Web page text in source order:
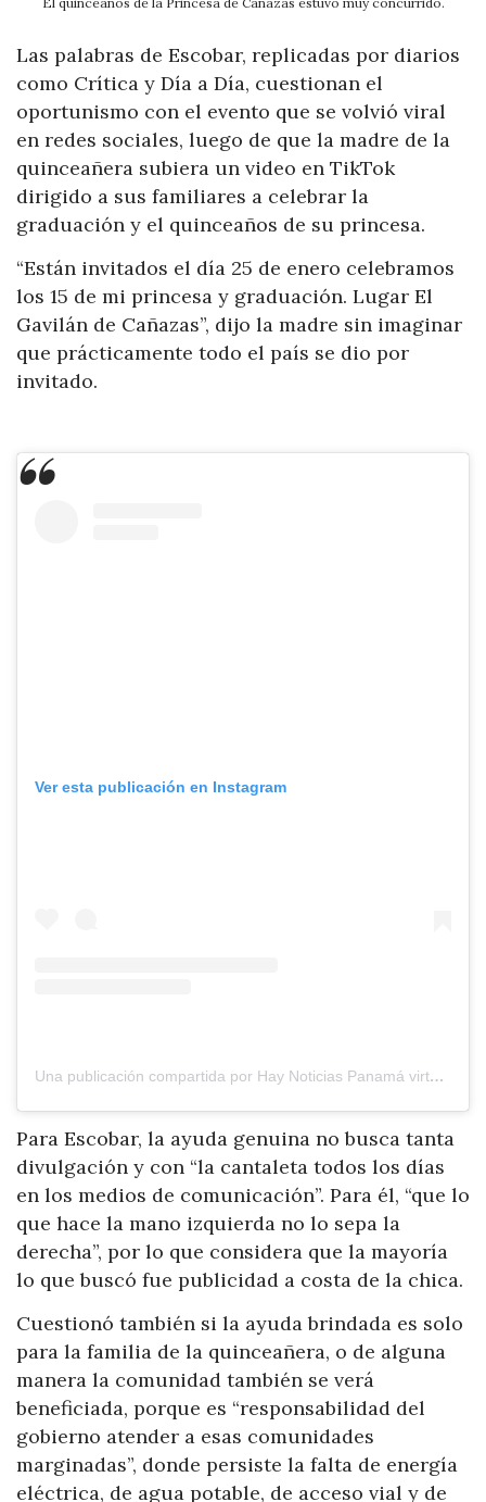
Las palabras de Escobar, replicadas por diarios
como Crítica y Día a Día, cuestionan el
oportunismo con el evento que se volvió viral
en redes sociales, luego de que la madre de la
quinceañera subiera un video en TikTok
dirigido a sus familiares a celebrar la
graduación y el quinceaños de su princesa.
“Están invitados el día 25 de enero celebramos
los 15 de mi princesa y graduación. Lugar El
Gavilán de Cañazas”, dijo la madre sin imaginar
que prácticamente todo el país se dio por
invitado.
Ver esta publicación en Instagram
Una publicación compartida por Hay Noticias Panamá virtual (@haynoticiaspanama)
Para Escobar, la ayuda genuina no busca tanta
divulgación y con “la cantaleta todos los días
en los medios de comunicación”. Para él, “que lo
que hace la mano izquierda no lo sepa la
derecha”, por lo que considera que la mayoría
lo que buscó fue publicidad a costa de la chica.
Cuestionó también si la ayuda brindada es solo
para la familia de la quinceañera, o de alguna
manera la comunidad también se verá
beneficiada, porque es “responsabilidad del
gobierno atender a esas comunidades
marginadas”, donde persiste la falta de energía
eléctrica, de agua potable, de acceso vial y de